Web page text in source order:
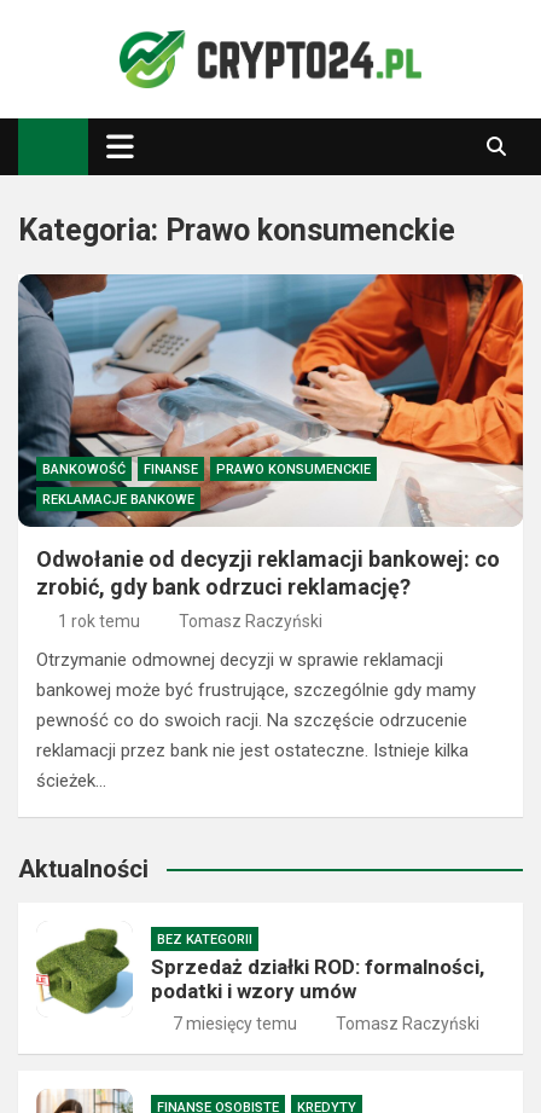
Crypto24.pl
Kategoria: Prawo konsumenckie
BANKOWOŚĆ FINANSE
PRAWO KONSUMENCKIE
REKLAMACJE BANKOWE
Odwołanie od decyzji reklamacji bankowej: co
zrobić, gdy bank odrzuci reklamację?
1 rok temu Tomasz Raczyński
Otrzymanie odmownej decyzji w sprawie reklamacji
bankowej może być frustrujące, szczególnie gdy mamy
pewność co do swoich racji. Na szczęście odrzucenie
reklamacji przez bank nie jest ostateczne. Istnieje kilka
ścieżek…
Aktualności
BEZ KATEGORII
Sprzedaż działki ROD: formalności,
podatki i wzory umów
7 miesięcy temu Tomasz Raczyński
FINANSE OSOBISTE
KREDYTY